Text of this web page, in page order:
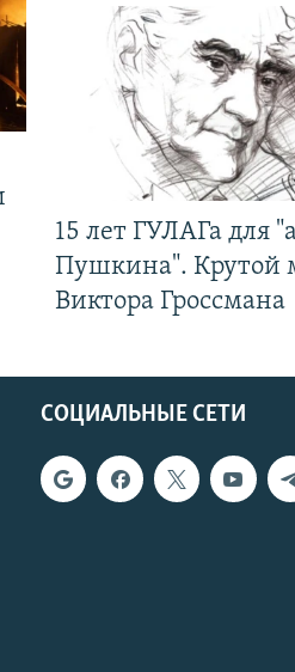
15 лет ГУЛАГа для
Пушкина". Крутой
Виктора Гроссмана
СОЦИАЛЬНЫЕ СЕТИ